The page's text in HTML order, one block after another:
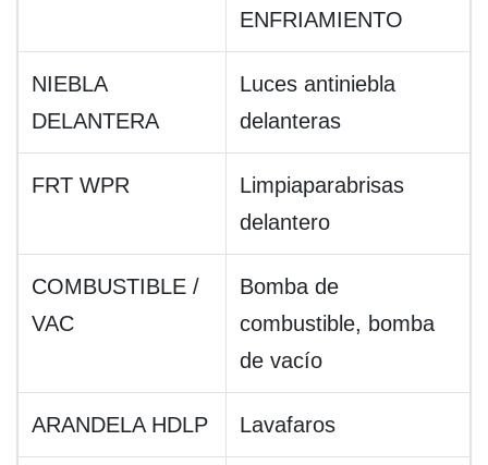
ENFRIAMIENTO
NIEBLA
DELANTERA
Luces antiniebla
delanteras
FRT WPR
Limpiaparabrisas
delantero
COMBUSTIBLE /
VAC
Bomba de
combustible, bomba
de vacío
ARANDELA HDLP Lavafaros